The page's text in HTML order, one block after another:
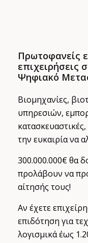
Πρωτοφανείς
επιχειρήσεις
Ψηφιακό
Βιομηχανίες,
υπηρεσιών,
την ευκαιρία να
300.000.000€ θα
προλάβουν να
αίτησής τους!
Αν έχετε
επιδότηση για
λογισμικά έως